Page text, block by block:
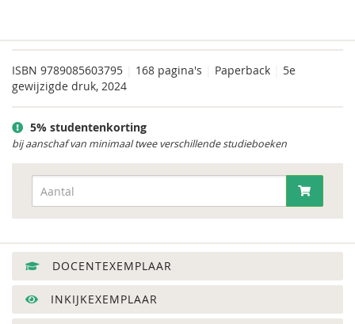
ISBN 9789085603795 168 pagina's Paperback
5e
gewijzigde druk, 2024
5% studentenkorting
bij aanschaf van minimaal twee verschillende studieboeken
DOCENTEXEMPLAAR
INKIJKEXEMPLAAR